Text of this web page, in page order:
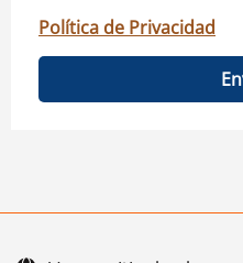
Política de Privacidad